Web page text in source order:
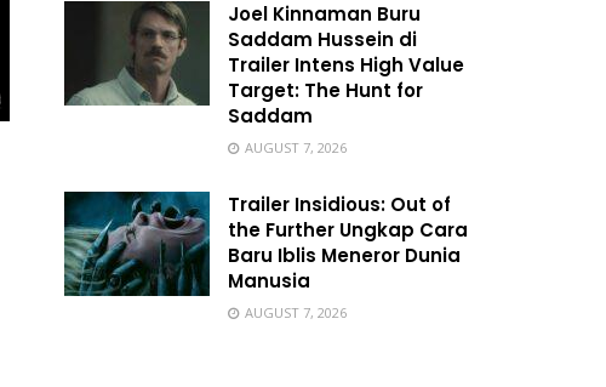
Joel Kinnaman Buru
Saddam Hussein di
Trailer Intens High Value
Target: The Hunt for
Saddam
AUGUST 7, 2026
Trailer Insidious: Out of
the Further Ungkap Cara
Baru Iblis Meneror Dunia
Manusia
AUGUST 7, 2026